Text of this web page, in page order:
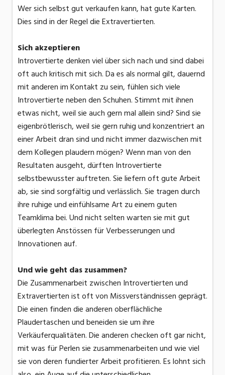
Wer sich selbst gut verkaufen kann, hat gute Karten.
Dies sind in der Regel die Extravertierten.
Sich akzeptieren
Introvertierte denken viel über sich nach und sind dabei
oft auch kritisch mit sich. Da es als normal gilt, dauernd
mit anderen im Kontakt zu sein, fühlen sich viele
Introvertierte neben den Schuhen. Stimmt mit ihnen
etwas nicht, weil sie auch gern mal allein sind? Sind sie
eigenbrötlerisch, weil sie gern ruhig und konzentriert an
einer Arbeit dran sind und nicht immer dazwischen mit
dem Kollegen plaudern mögen? Wenn man von den
Resultaten ausgeht, dürften Introvertierte
selbstbewusster auftreten. Sie liefern oft gute Arbeit
ab, sie sind sorgfältig und verlässlich. Sie tragen durch
ihre ruhige und einfühlsame Art zu einem guten
Teamklima bei. Und nicht selten warten sie mit gut
überlegten Anstössen für Verbesserungen und
Innovationen auf.
Und wie geht das zusammen?
Die Zusammenarbeit zwischen Introvertierten und
Extravertierten ist oft von Missverständnissen geprägt.
Die einen finden die anderen oberflächliche
Plaudertaschen und beneiden sie um ihre
Verkäuferqualitäten. Die anderen checken oft gar nicht,
mit was für Perlen sie zusammenarbeiten und wie viel
sie von deren fundierter Arbeit profitieren. Es lohnt sich